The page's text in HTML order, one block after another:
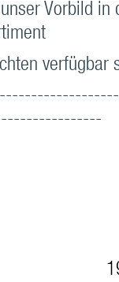
Vorbild in
verfügbar